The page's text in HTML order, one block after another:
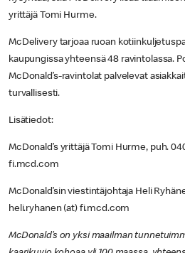
yrittäjä Tomi Hurme.
McDelivery tarjoaa ruoan
kaupungissa yhteensä 48 ravintolassa.
McDonald’s-ravintolat palvelevat
turvallisesti.
Lisätiedot:
McDonald’s yrittäjä Tomi Hurme, puh.
fi.mcd.com
McDonald’sin viestintäjohtaja Heli
heli.ryhanen (at) fi.mcd.com
McDonald’s on yksi maailman